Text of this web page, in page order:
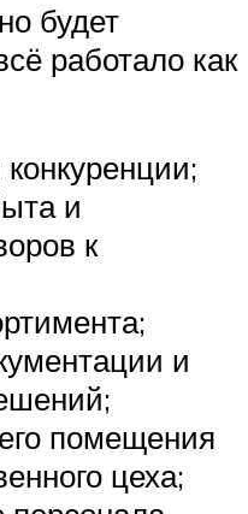
будет
работало как
и
к
и
помещения
цеха;